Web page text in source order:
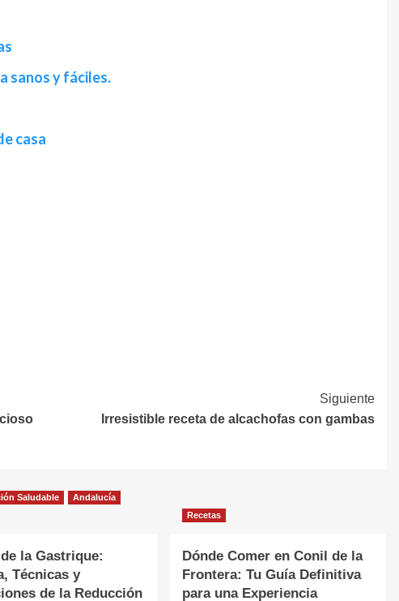
sanos y fáciles.
casa
Siguiente
Irresistible receta de alcachofas con gambas
Saludable
Andalucía
la Gastrique:
Técnicas y
de la Reducción
Recetas
Dónde Comer en Conil de la
Frontera: Tu Guía Definitiva
para una Experiencia